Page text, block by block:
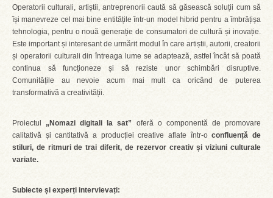
Operatorii culturali, artiștii, antreprenorii caută să găsească soluții cum să
își manevreze cel mai bine entitățile într-un model hibrid pentru a îmbrățișa
tehnologia, pentru o nouă generație de consumatori de cultură și inovație.
Este important și interesant de urmărit modul în care artiștii, autorii, creatorii
și operatorii culturali din întreaga lume se adaptează, astfel încât să poată
continua să funcționeze și să reziste unor schimbări disruptive.
Comunitățile au nevoie acum mai mult ca oricând de puterea
transformativă a creativității.
Proiectul „Nomazi digitali la sat” oferă o componentă de promovare
calitativă și cantitativă a producției creative aflate într-oconfluență de
stiluri, de ritmuri de trai diferit, de rezervor creativ și viziuni culturale
variate.
Subiecte și experți intervievați: